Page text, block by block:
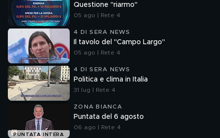
Questione "riarmo"
05 ago | Rete 4
4 DI SERA NEWS
Il tavolo del "Campo Largo"
05 ago | Rete 4
4 DI SERA NEWS
Politica e clima in Italia
31 lug | Rete 4
PUNTATA INTERA
ZONA BIANCA
Puntata del 6 agosto
06 ago | Rete 4